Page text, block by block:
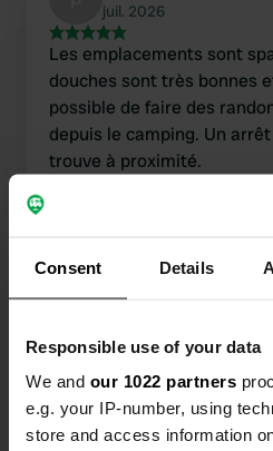
Consent Details
Responsible use of your data
We and our 1022 partners
e.g. your IP-number, using
store and access information
juil. 2026
Les emplacements sont
douches sont très bonnes
possible de faire des
depuis le camping. Un
trouve à proximité.
Contact
Emplacement
SK17 9TQ, Derbyshire